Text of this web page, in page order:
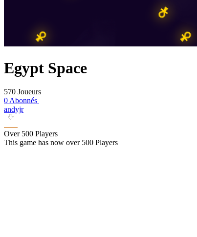
Egypt Space
570 Joueurs
0 Abonnés
andyjr
Over 500 Players
This game has now over 500 Players